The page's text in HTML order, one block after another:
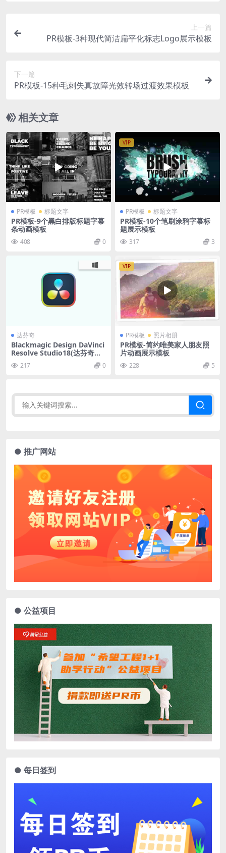
上一篇
PR模板-3种现代简洁扁平化标志Logo展示模板
下一篇
PR模板-15种毛刺失真故障光效转场过渡效果模板
相关文章
PR模板 标题文字
PR模板-9个黑白排版标题字幕
条动画模板
408 0
VIP
PR模板 标题文字
PR模板-10个笔刷涂鸦字幕标
题展示模板
317 3
达芬奇
Blackmagic Design DaVinci
Resolve Studio18(达芬奇调
217 0
VIP
PR模板 照片相册
PR模板-简约唯美家人朋友照
片动画展示模板
228 5
● 推广网站
● 公益项目
● 每日签到